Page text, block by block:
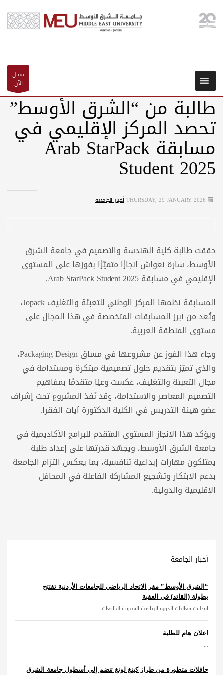
سجل
الآن
طالبة من “الشرق الأوسط”
تحصد المركز الإقليمي في
مسابقة Arab StarPack
Student 2025
THURSDAY, 29 JANUARY 2026أخبار الجامعة
حققت طالبة كلية الهندسة والتصميم في جامعة الشرق
الأوسط، سارة نعواش إنجازًا متميّزًا بفوزها على المستوى
الإقليمي في مسابقة Arab StarPack Student 2025.
المسابقة نظمها المركز الوطني للتعبئة والتغليف Jopack،
وتُعد من أبرز المسابقات المتخصصة في هذا المجال على
مستوى المنطقة العربية.
وجاء هذا الفوز عن مشروعها في مساق Packaging Design،
والذي تميّز بتقديم حلول تصميمية مبتكرة ومستدامة في
مجال التعبئة والتغليف، عكست وعيًا متقدمًا بمفاهيم
التصميم المعاصر والاستدامة، وقد نُفذ المشروع تحت إشراف
عضو هيئة التدريس في الكلية الدكتورة آيات الفقرا.
ويؤكد هذا الإنجاز المستوى المتقدم للبرامج الأكاديمية في
جامعة الشرق الأوسط، ويجسّد قدرتها على إعداد طلبة
يمتلكون مهارات إبداعية تنافسية، بما يعكس التزام الجامعة
بدعم الابتكار وتشجيع المشاركة الفاعلة في المحافل
الإقليمية والدولية.
أخبار الجامعة
“الشرق الأوسط” مقر الاتحاد الرياضي للجامعات الأردنية تفتتح
بطولة (القائد) في العقبة
انطلقت فعاليات الدورة الرياضية الشتوية للجامعات...
اعلان هام للطلبة
...
حافلات متطورة من طراز كينغ لونغ تنضم إلى أسطول جامعة الشرق